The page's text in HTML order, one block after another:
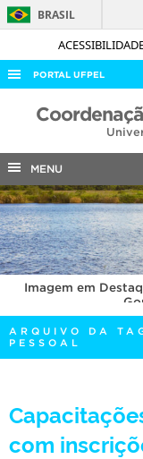
BRASIL
PORTAL UFPEL
ACESSO À
COBALTO
CONCURSOS
EDITAIS
INTERNACIONAL
OUVIDORIA
PORTARIAS
TELEFONES
MENU
Imagem em
ARQUIVO DA
PESSOAL
com